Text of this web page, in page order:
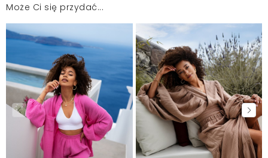
Krój bardzo w porządku, rozmiar bardzo dobry
natomiast materiał prześwituje
Magdalena
2025-01-31
Mosquito zamieszcza wyłącznie zweryfikowane opinie
Klientów. Po moderacji publikujemy zarówno pozytywne, jak i
negatywne opinie. Więcej informacji znajdziesz w naszym
Regulaminie.
Zgłoś nielegalną treść
Może Ci się przydać...